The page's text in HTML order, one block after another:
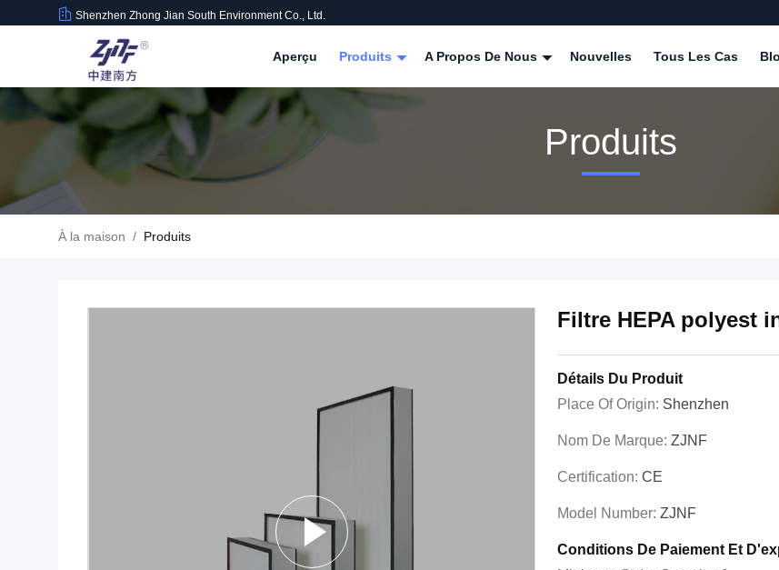
Shenzhen Zhong Jian South Environment Co., Ltd.
Aperçu Produits A Propos De Nous Nouvelles Tous Les Cas
Produits
À la maison / Produits
Filtre HEPA polyest
Détails Du Produit
Place Of Origin: Shenzhen
Nom De Marque: ZJNF
Certification: CE
Model Number: ZJNF
Conditions De Paiement Et